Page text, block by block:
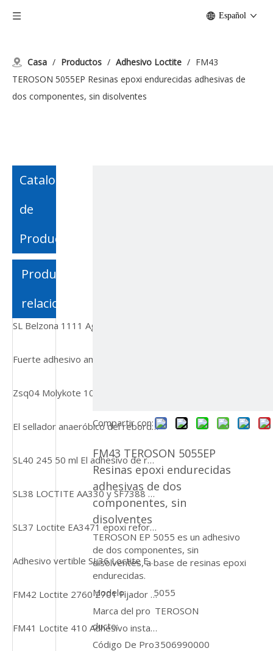
Español
Casa / Productos / Adhesivo Loctite / FM43
TEROSON 5055EP Resinas epoxi endurecidas adhesivas de
dos componentes, sin disolventes
Catalogo
de
Producto
Productos
relacionados
El sellador anaeróbico del reborde de SL41 518 50ml Primerless se utiliza para los sustratos de aluminio
SL40 245 50 ml El adhesivo de reducción de rosca de viscosidad se utilizará para sujetadores de metal
SL38 LOCTITE AA330 y SF7388 Adhesivo de unión multi-sustrato para compuestos PVC, fenólicos y acrílicos
SL37 Loctite EA3471 epoxi reforzado con acero para máquina
Adhesivo vertible SL36 Loctite EA3472 para colar en áreas de difícil acceso
FM42 Loctite 2760 2701 Fijador de roscas tixotrópico, de alta resistencia, de curado rápido para aplicaciones de servicio pesado
FM41 Loctite 410 Adhesivo instantáneo de un solo componente endurecido con caucho negro, curado a temperatura ambiente y relleno de espacios
Compartir con:
FM43 TEROSON 5055EP
Resinas epoxi endurecidas
adhesivas de dos
componentes, sin
disolventes
TEROSON EP 5055 es un adhesivo
de dos componentes, sin
disolventes, a base de resinas epoxi
endurecidas.
Modelo:
5055
Marca del pro
ducto:
TEROSON
Código De Pro3506990000